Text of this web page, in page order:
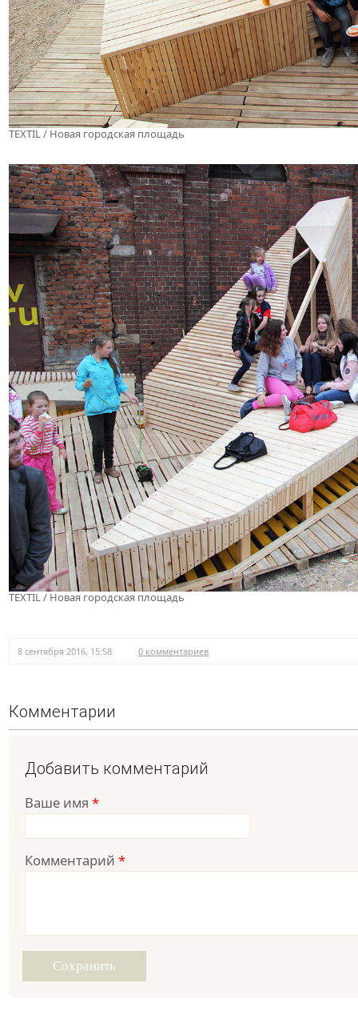
TEXTIL / Новая городская площадь
TEXTIL / Новая городская площадь
8 сентября 2016, 15:58 0 комментариев
Комментарии
Добавить комментарий
Ваше имя *
Комментарий *